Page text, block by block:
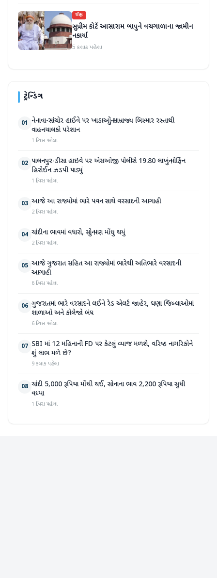
રાષ્ટ્રીય
સુપ્રીમ કોર્ટે આસારામ બાપુને વચગાળાના જામીન
નકાર્યા
5 કલાક પહેલા
ટ્રેન્ડિંગ
01 નેનાવા-સાંચોર હાઈવે પર ખાડાઓનું સામ્રાજ્ય બિસ્માર રસ્તાથી
વાહનચાલકો પરેશાન
1 દિવસ પહેલા
02 પાલનપુર-ડીસા હાઇવે પર એસઓજી પોલીસે 19.80 લાખનું મોર્ફિન
હિરોઈન ઝડપી પાડ્યું
1 દિવસ પહેલા
03 આજે આ રાજ્યોમાં ભારે પવન સાથે વરસાદની આગાહી
2 દિવસ પહેલા
04 ચાંદીના ભાવમાં વધારો, સોનું પણ મોંઘુ થયું
2 દિવસ પહેલા
05 આજે ગુજરાત સહિત આ રાજ્યોમાં ભારેથી અતિભારે વરસાદની
આગાહી
6 દિવસ પહેલા
06 ગુજરાતમાં ભારે વરસાદને લઈને રેડ એલર્ટ જાહેર, ઘણા જિલ્લાઓમાં
શાળાઓ અને કોલેજો બંધ
6 દિવસ પહેલા
07 SBI માં 12 મહિનાની FD પર કેટલું વ્યાજ મળશે, વરિષ્ઠ નાગરિકોને
શું લાભ મળે છે?
9 કલાક પહેલા
08 ચાંદી 5,000 રૂપિયા મોંઘી થઈ, સોનાના ભાવ 2,200 રૂપિયા સુધી
વધ્યા
1 દિવસ પહેલા